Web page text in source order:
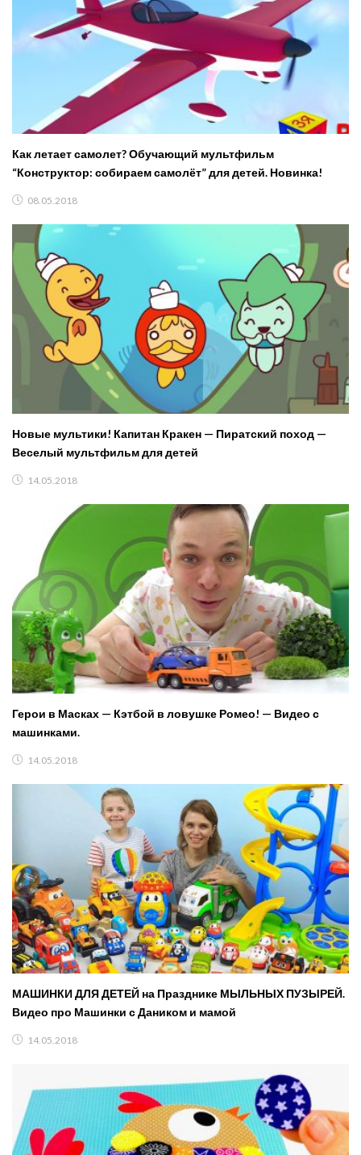
Как летает самолет? Обучающий мультфильм
“Конструктор: собираем самолёт” для детей. Новинка!
08.05.2018
Новые мультики! Капитан Кракен — Пиратский поход —
Веселый мультфильм для детей
14.05.2018
Герои в Масках — Кэтбой в ловушке Ромео! — Видео с
машинками.
14.05.2018
МАШИНКИ ДЛЯ ДЕТЕЙ на Празднике МЫЛЬНЫХ ПУЗЫРЕЙ.
Видео про Машинки с Даником и мамой
14.05.2018